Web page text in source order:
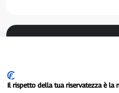
Il rispetto della tua riservatezza è la